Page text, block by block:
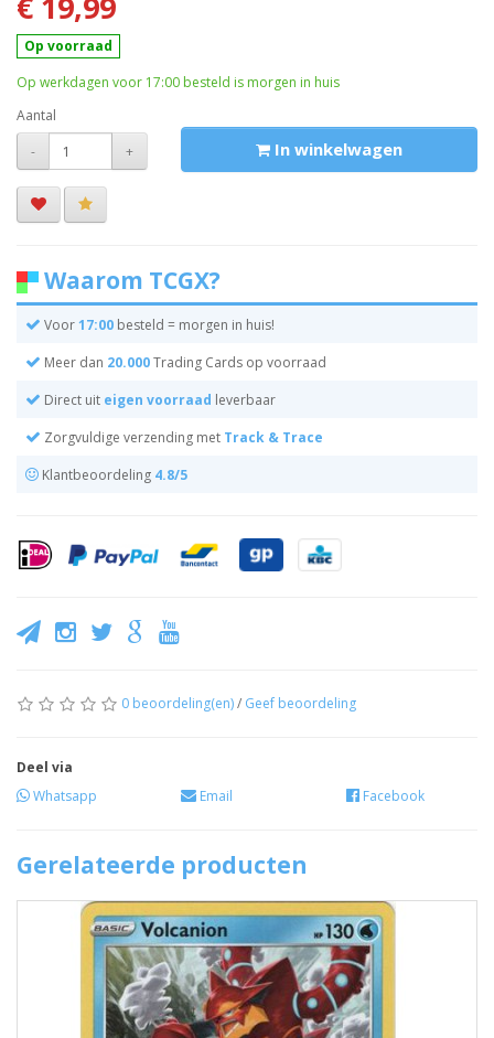
Op voorraad
Op werkdagen voor 17:00 besteld is morgen in huis
Aantal
-
+ In winkelwagen
Waarom TCGX?
Voor17:00 besteld = morgen in huis!
Meer dan 20.000Trading Cards op voorraad
Direct uit eigen voorraad leverbaar
Zorgvuldige verzending met Track & Trace
Klantbeoordeling 4.8/5
0 beoordeling(en)/ Geef beoordeling
Deel via
Whatsapp
Email Facebook
Gerelateerde producten